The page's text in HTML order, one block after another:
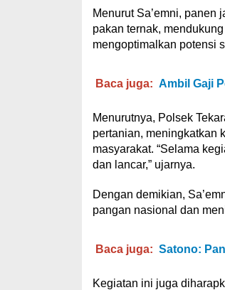
Menurut Sa’emni,
pakan ternak,
mengoptimalkan potensi
Baca juga: Ambil Gaji
Menurutnya, Polsek
pertanian, meningkatkan
masyarakat. “Selama
dan lancar,” ujarnya.
Dengan demikian,
pangan nasional dan
Baca juga: Satono:
Kegiatan ini juga